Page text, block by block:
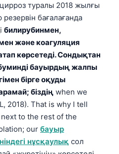
туралы 2018 жылғы
бағалағанда
билирубинмен,
және коагуляция
көрсетеді. Сондықтан
бауырдың жалпы
бірге оқуды
біздің when we
2018). That is why I tell
to the rest of the
our бауыр
нұсқаулық сол